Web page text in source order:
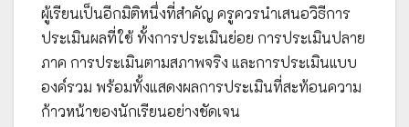
ผู้เรียนเป็นอีกมิติหนึ่งที่สำคัญ ครูควรนำเสนอวิธีการ
ประเมินผลที่ใช้ ทั้งการประเมินย่อย การประเมินปลาย
ภาค การประเมินตามสภาพจริง และการประเมินแบบ
องค์รวม พร้อมทั้งแสดงผลการประเมินที่สะท้อนความ
ก้าวหน้าของนักเรียนอย่างชัดเจน